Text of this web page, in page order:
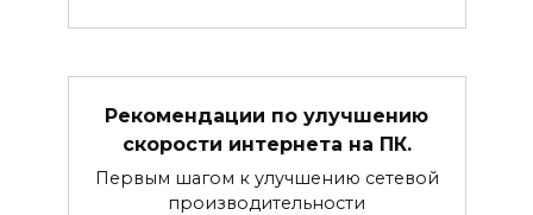
Рекомендации по улучшению
скорости интернета на ПК.
Первым шагом к улучшению сетевой
производительности